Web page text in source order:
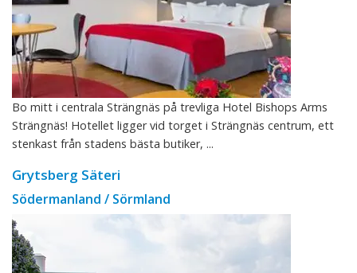
Bo mitt i centrala Strängnäs på trevliga Hotel Bishops Arms
Strängnäs! Hotellet ligger vid torget i Strängnäs centrum, ett
stenkast från stadens bästa butiker, ...
Grytsberg Säteri
Södermanland / Sörmland